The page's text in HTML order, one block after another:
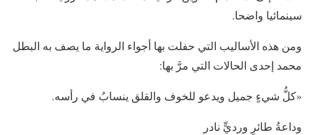
سينمائيا واضحا.
ومن هذه الأساليب التي حفلت بها أجواء الرواية ما يصف به البطل
محمد إحدى الحالات التي مرَّ بها:
«كلُّ شيءٍ جميل ويدعو للخوف والقلق ينسابُ في رأسه.
وداعةُ طائرٍ ورديٍّ نادر